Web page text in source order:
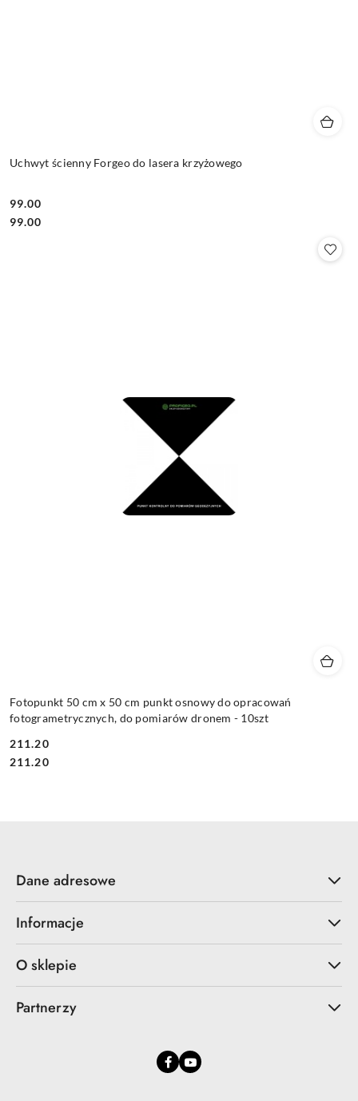
Uchwyt ścienny Forgeo do lasera krzyżowego
Cena:
99.00
Cena:
99.00
Fotopunkt 50 cm x 50 cm punkt osnowy do opracowań
fotogrametrycznych, do pomiarów dronem - 10szt
Cena:
211.20
Cena:
211.20
Dane adresowe
Informacje
O sklepie
Partnerzy